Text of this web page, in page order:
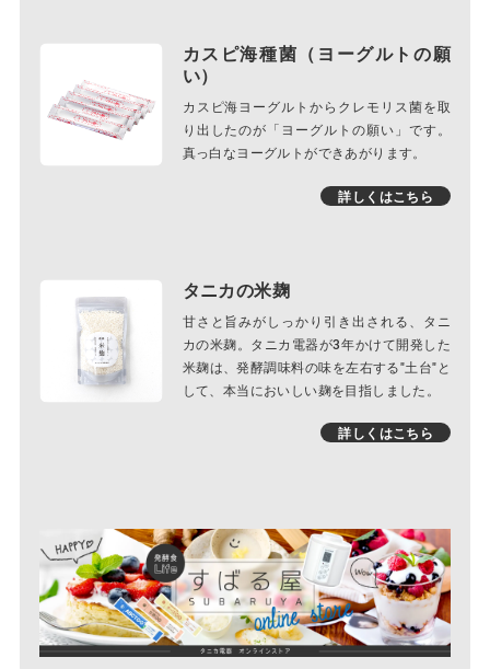
カスピ海種菌（ヨーグルトの願
い）
カスピ海ヨーグルトからクレモリス菌を取
り出したのが「ヨーグルトの願い」です。
真っ白なヨーグルトができあがります。
詳しくはこちら
タニカの米麹
甘さと旨みがしっかり引き出される、タニ
カの米麹。タニカ電器が3年かけて開発した
米麹は、発酵調味料の味を左右する"土台"と
して、本当においしい麹を目指しました。
詳しくはこちら